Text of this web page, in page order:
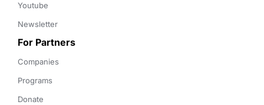
Youtube
Newsletter
For Partners
Companies
Programs
Donate